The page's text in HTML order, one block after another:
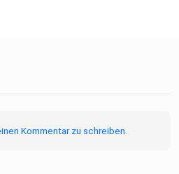
Kommentar zu schreiben.